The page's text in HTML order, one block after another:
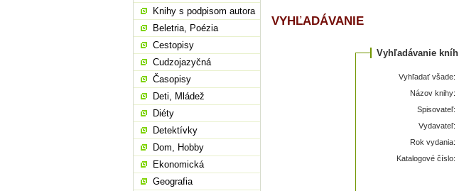
VYHĽADÁVANIE
Vyhľadávanie kníh
Vyhľadať všade:
Názov knihy:
Spisovateľ:
Vydavateľ:
Rok vydania:
Katalogové číslo:
Knihy s podpisom autora
Beletria, Poézia
Cestopisy
Cudzojazyčná
Časopisy
Deti, Mládež
Diéty
Detektívky
Dom, Hobby
Ekonomická
Geografia